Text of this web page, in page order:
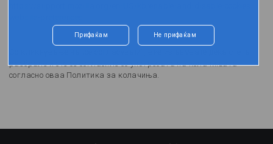
Прифаќам Не прифаќам
разбрале и сте се согласиле со употребата на колачињата
согласно оваа Политика за колачиња.